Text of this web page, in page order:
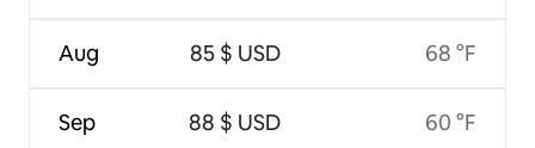
Aug
Sep
85 $ USD
88 $ USD
68 °F
60 °F